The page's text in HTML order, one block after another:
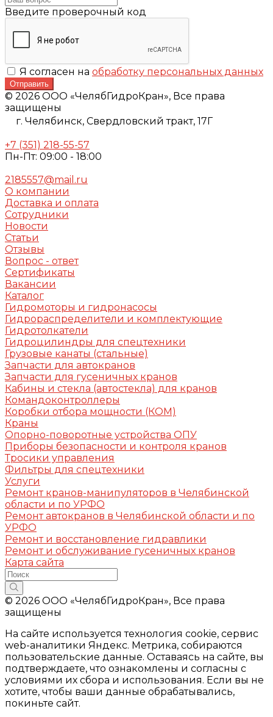
Введите проверочный код
Я согласен на обработку персональных данных
Отправить
© 2026 ООО «ЧелябГидроКран», Все права
защищены
г. Челябинск, Свердловский тракт, 17Г
+7 (351) 218-55-57
Пн-Пт: 09:00 - 18:00
2185557@mail.ru
О компании
Доставка и оплата
Сотрудники
Новости
Статьи
Отзывы
Вопрос - ответ
Сертификаты
Вакансии
Каталог
Гидромоторы и гидронасосы
Гидрораспределители и комплектующие
Гидротолкатели
Гидроцилиндры для спецтехники
Грузовые канаты (стальные)
Запчасти для автокранов
Запчасти для гусеничных кранов
Кабины и стекла (автостекла) для кранов
Командоконтроллеры
Коробки отбора мощности (КОМ)
Краны
Опорно-поворотные устройства ОПУ
Приборы безопасности и контроля кранов
Тросики управления
Фильтры для спецтехники
Услуги
Ремонт кранов-манипуляторов в Челябинской
области и по УРФО
Ремонт автокранов в Челябинской области и по
УРФО
Ремонт и восстановление гидравлики
Ремонт и обслуживание гусеничных кранов
Карта сайта
© 2026 ООО «ЧелябГидроКран», Все права
защищены
На сайте используется технология cookie, сервис
web-аналитики Яндекс. Метрика, собираются
пользовательские данные. Оставаясь на сайте, вы
подтверждаете, что ознакомлены и согласны с
условиями их сбора и использования. Если вы не
хотите, чтобы ваши данные обрабатывались,
покиньте сайт.